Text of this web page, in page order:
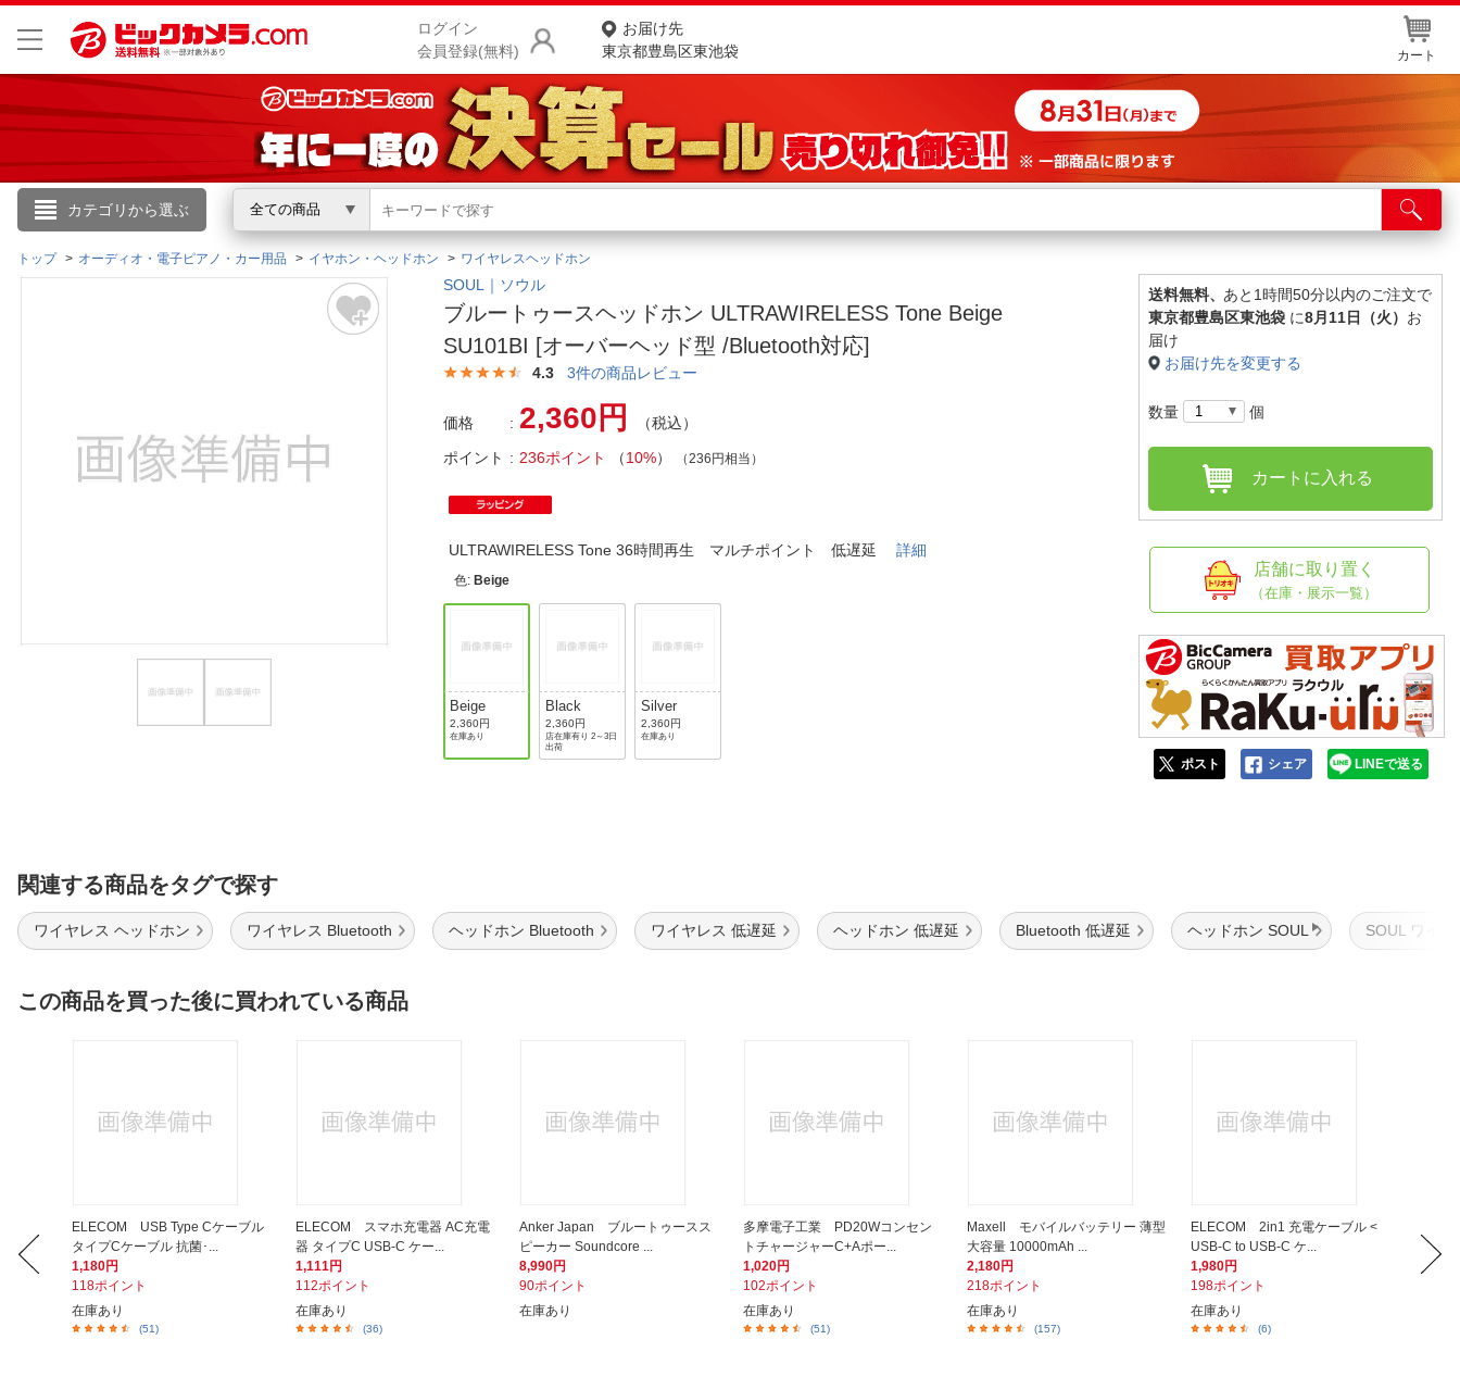
ログイン
会員登録(無料)
お届け先
東京都豊島区東池袋
カート
カテゴリから選ぶ 全ての商品
こんにちは
ログイン
閲覧履歴
商品をさがす
ランキングからさがす
お客様サポート
ご利用ガイド
ご利用規約
店舗サービス
ネット取り置き
店舗情報・店舗一覧
トップ オーディオ・電子ピアノ・カー用品 イヤホン・ヘッドホン ワイヤレスヘッドホン
SOUL｜ソウル
ブルートゥースヘッドホン ULTRAWIRELESS Tone Beige
SU101BI [オーバーヘッド型 /Bluetooth対応]
4.3 3件の商品レビュー
価格 2,360円
（税込）
ポイント
236ポイント （10%） （236円相当）
ULTRAWIRELESS Tone 36時間再生 マルチポイント 低遅延詳細
色: Beige
Beige
2,360円
在庫あり
Black
2,360円
店在庫有り 2～3日
出荷
Silver
2,360円
在庫あり
送料無料、 あと1時間50分以内のご注文で
東京都豊島区東池袋 に8月11日（火） お
届け
お届け先を変更する
数量 個
カートに入れる
店舗に取り置く
（在庫・展示一覧）
ポスト シェア LINEで送る
関連する商品をタグで探す
ワイヤレス ヘッドホン ワイヤレス Bluetooth ヘッドホン Bluetooth ワイヤレス 低遅延 ヘッドホン 低遅延 Bluetooth 低遅延 ヘッドホン SOUL SOUL ワイヤ
この商品を買った後に買われている商品
ELECOM USB Type Cケーブル
タイプCケーブル 抗菌･...
1,180円
118ポイント
在庫あり
(51)
ELECOM スマホ充電器 AC充電
器 タイプC USB-C ケー...
1,111円
112ポイント
在庫あり
(36)
Anker Japan ブルートゥースス
ピーカー Soundcore ...
8,990円
90ポイント
在庫あり
多摩電子工業 PD20Wコンセン
トチャージャーC+Aポー...
1,020円
102ポイント
在庫あり
(51)
Maxell モバイルバッテリー 薄型
大容量 10000mAh ...
2,180円
218ポイント
在庫あり
(157)
ELECOM 2in1 充電ケーブル <
USB-C to USB-C ケ...
1,980円
198ポイント
在庫あり
(6)
ホワ
1,280円